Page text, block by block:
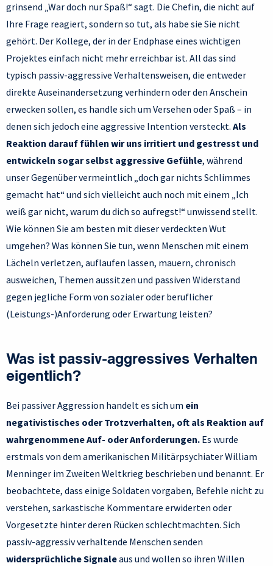
grinsend „War doch nur Spaß!“ sagt. Die Chefin, die nicht auf
Ihre Frage reagiert, sondern so tut, als habe sie Sie nicht
gehört. Der Kollege, der in der Endphase eines wichtigen
Projektes einfach nicht mehr erreichbar ist. All das sind
typisch passiv-aggressive Verhaltensweisen, die entweder
direkte Auseinandersetzung verhindern oder den Anschein
erwecken sollen, es handle sich um Versehen oder Spaß – in
denen sich jedoch eine aggressive Intention versteckt. Als
Reaktion darauf fühlen wir uns irritiert und gestresst und
entwickeln sogar selbst aggressive Gefühle, während
unser Gegenüber vermeintlich „doch gar nichts Schlimmes
gemacht hat“ und sich vielleicht auch noch mit einem „Ich
weiß gar nicht, warum du dich so aufregst!“ unwissend stellt.
Wie können Sie am besten mit dieser verdeckten Wut
umgehen? Was können Sie tun, wenn Menschen mit einem
Lächeln verletzen, auflaufen lassen, mauern, chronisch
ausweichen, Themen aussitzen und passiven Widerstand
gegen jegliche Form von sozialer oder beruflicher
(Leistungs-)Anforderung oder Erwartung leisten?
Was ist passiv-aggressives Verhalten
eigentlich?
Bei passiver Aggression handelt es sich um ein
negativistisches oder Trotzverhalten, oft als Reaktion auf
wahrgenommene Auf- oder Anforderungen. Es wurde
erstmals von dem amerikanischen Militärpsychiater William
Menninger im Zweiten Weltkrieg beschrieben und benannt. Er
beobachtete, dass einige Soldaten vorgaben, Befehle nicht zu
verstehen, sarkastische Kommentare erwiderten oder
Vorgesetzte hinter deren Rücken schlechtmachten. Sich
passiv-aggressiv verhaltende Menschen senden
widersprüchliche Signaleaus und wollen so ihren Willen